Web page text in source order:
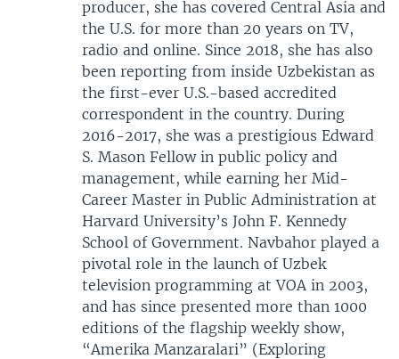
producer, she has covered Central Asia and
the U.S. for more than 20 years on TV,
radio and online. Since 2018, she has also
been reporting from inside Uzbekistan as
the first-ever U.S.-based accredited
correspondent in the country. During
2016-2017, she was a prestigious Edward
S. Mason Fellow in public policy and
management, while earning her Mid-
Career Master in Public Administration at
Harvard University’s John F. Kennedy
School of Government. Navbahor played a
pivotal role in the launch of Uzbek
television programming at VOA in 2003,
and has since presented more than 1000
editions of the flagship weekly show,
“Amerika Manzaralari” (Exploring